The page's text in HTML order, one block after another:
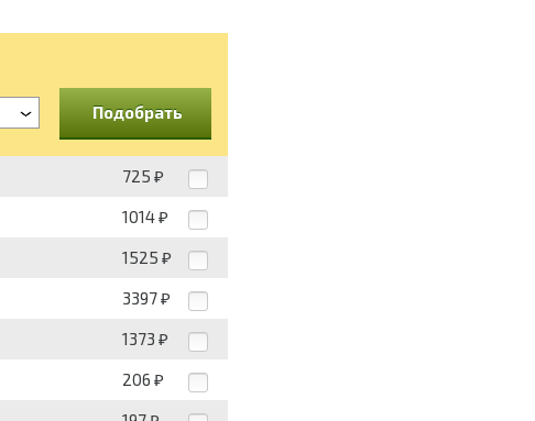
Подобрать
725 ₽
1014 ₽
1525 ₽
3397 ₽
1373 ₽
206 ₽